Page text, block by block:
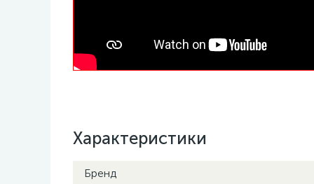
Характеристики
Бренд